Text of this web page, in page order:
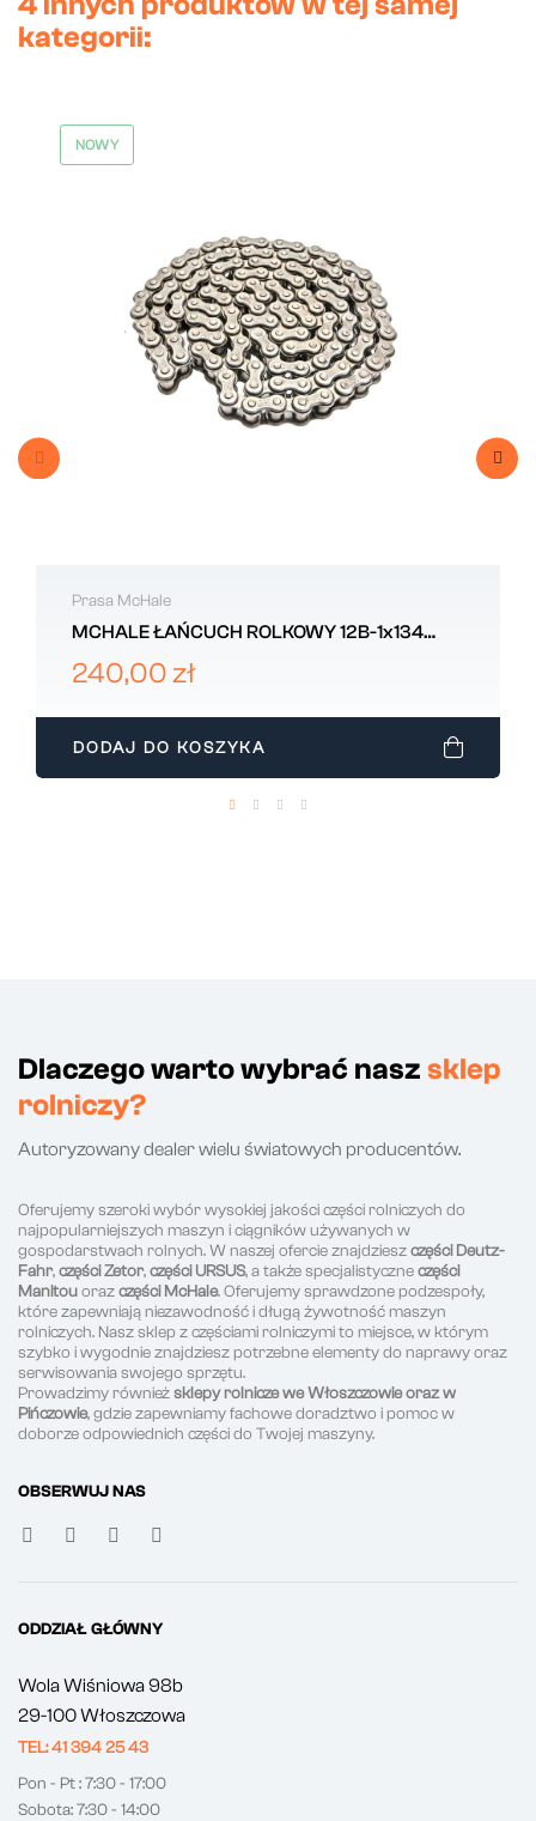
kategorii:
NOWY
Prasa McHale
MCHALE ŁAŃCUCH ROLKOWY 12B-1x134
ROLEK CCH02057 ORYGINAŁ
240,00 zł
DODAJ DO KOSZYKA
Dlaczego warto wybrać nasz sklep
rolniczy?
Autoryzowany dealer wielu światowych producentów.
Oferujemy szeroki wybór wysokiej jakości części rolniczych do
najpopularniejszych maszyn i ciągników używanych w
gospodarstwach rolnych. W naszej ofercie znajdzieszczęści Deutz-
Fahr,części Zetor,części URSUS, a także specjalistyczneczęści
Manitouorazczęści McHale. Oferujemy sprawdzone podzespoły,
które zapewniają niezawodność i długą żywotność maszyn
rolniczych. Nasz sklep z częściami rolniczymi to miejsce, w którym
szybko i wygodnie znajdziesz potrzebne elementy do naprawy oraz
serwisowania swojego sprzętu.
Prowadzimy równieżsklepy rolnicze we Włoszczowie oraz w
Pińczowie, gdzie zapewniamy fachowe doradztwo i pomoc w
doborze odpowiednich części do Twojej maszyny.
OBSERWUJ NAS
ODDZIAŁ GŁÓWNY
Wola Wiśniowa 98b
29-100 Włoszczowa
TEL: 41 394 25 43
Pon - Pt : 7:30 - 17:00
Sobota: 7:30 - 14:00